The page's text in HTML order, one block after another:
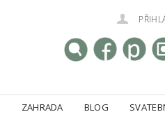
ZAHRADA BLOG